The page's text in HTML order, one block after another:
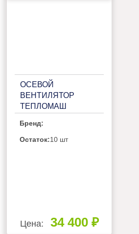
ОСЕВОЙ
ВЕНТИЛЯТОР
ТЕПЛОМАШ
Бренд:
Остаток:10 шт
Цена: 34 400 ₽